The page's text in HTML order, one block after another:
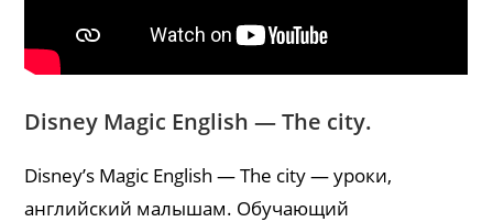
Disney Magic English — The city.
Disney’s Magic English — The city — уроки,
английский малышам. Обучающий